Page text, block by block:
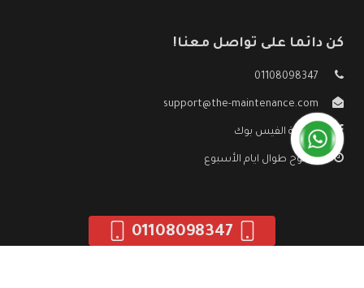
كن دائما على تواصل معنا!
01108098347
support@the-maintenance.com
صفحة الفيس بوك
مفتوح طوال ايام الأسبوع
01108098347